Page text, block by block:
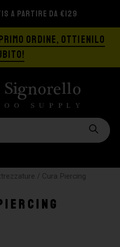
A PARTIRE DA €129
ORDINE, OTTIENILO
/ Cura Piercing